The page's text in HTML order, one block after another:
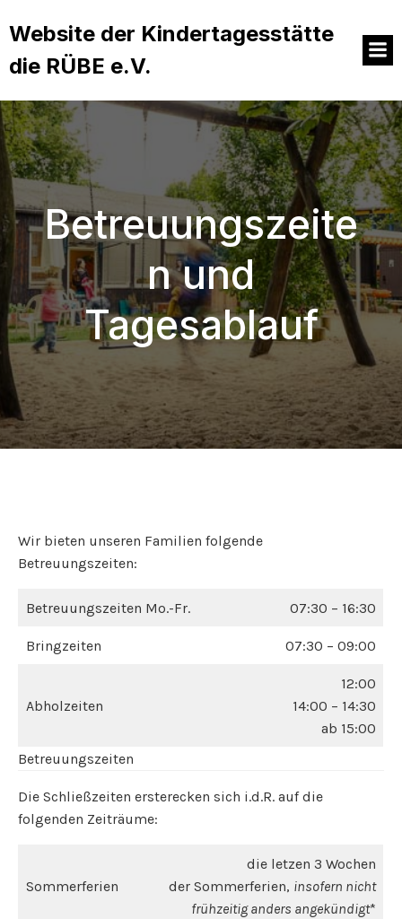
Website der Kindertagesstätte
die RÜBE e.V.
Betreuungszeite
n und
Tagesablauf
Wir bieten unseren Familien folgende
Betreuungszeiten:
Betreuungszeiten Mo.-Fr. 07:30 – 16:30
Bringzeiten 07:30 – 09:00
Abholzeiten
12:00
14:00 – 14:30
ab 15:00
Betreuungszeiten
Die Schließzeiten ersterecken sich i.d.R. auf die
folgenden Zeiträume:
Sommerferien
die letzen 3 Wochen
der Sommerferien, insofern nicht
frühzeitig anders angekündigt*